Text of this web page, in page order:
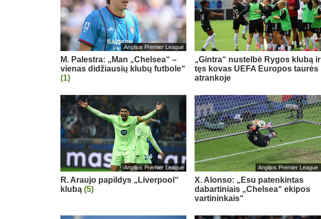
Anglijos Premier League
M. Palestra: „Man „Chelsea“ –
vienas didžiausių klubų futbole“
(1)
„Gintra“ nustelbė Rygos klubą ir
tęs kovas UEFA Europos taurės
atrankoje
Anglijos Premier League
R. Araujo papildys „Liverpool“
klubą (5)
Anglijos Premier League
X. Alonso: „Esu patenkintas
dabartiniais „Chelsea“ ekipos
vartininkais“